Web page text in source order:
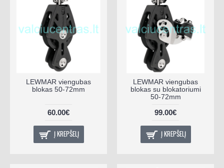
LEWMAR viengubas
blokas 50-72mm
60.00€
Į KREPŠELĮ
LEWMAR viengubas
blokas su blokatoriumi
50-72mm
99.00€
Į KREPŠELĮ